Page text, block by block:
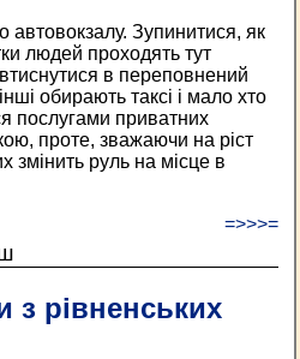
автовокзалу. Зупинитися, як
людей проходять тут
в переповнений
обирають таксі і мало хто
послугами приватних
проте, зважаючи на ріст
змінить руль на місце в
=>>>=
з рівненських